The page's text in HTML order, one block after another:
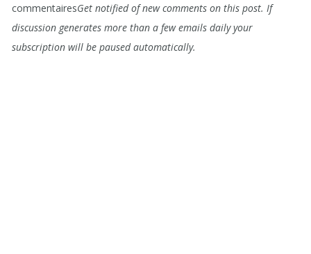
commentairesGet notified of new comments on this post. If
discussion generates more than a few emails daily your
subscription will be paused automatically.